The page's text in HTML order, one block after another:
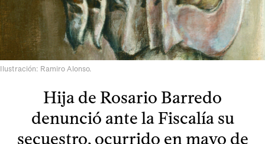
Ilustración: Ramiro Alonso.
Hija de Rosario Barredo
denunció ante la Fiscalía su
secuestro, ocurrido en mayo de